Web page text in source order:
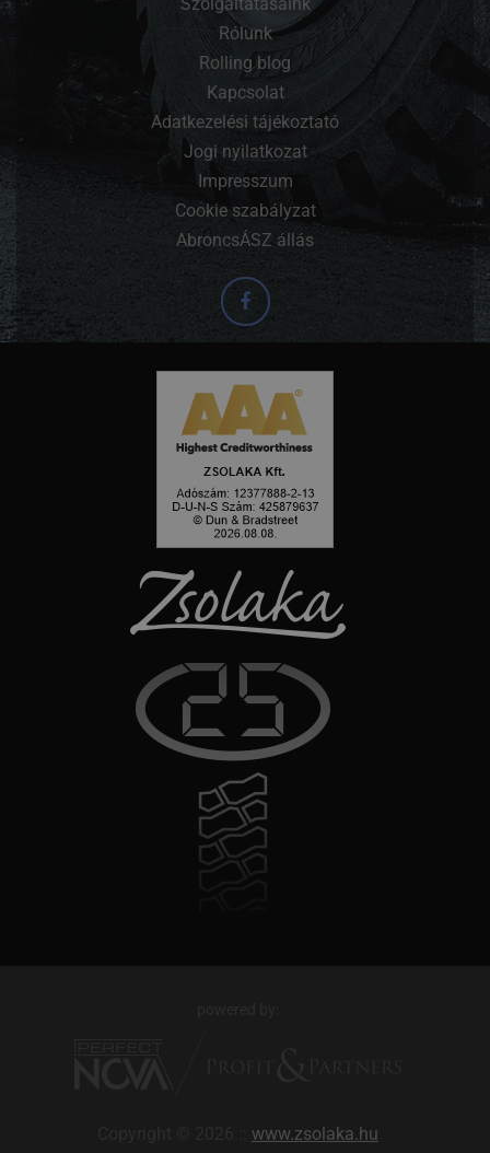
Rólunk
Rolling blog
Kapcsolat
Adatkezelési tájékoztató
Jogi nyilatkozat
Impresszum
Cookie szabályzat
AbroncsÁSZ állás
www.zsolaka.hu